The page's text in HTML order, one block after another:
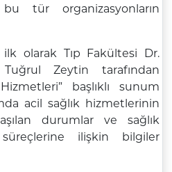
tür organizasyonların
ilk olarak Tıp Fakültesi Dr.
Zeytin tarafından
başlıklı sunum
acil sağlık hizmetlerinin
durumlar ve sağlık
süreçlerine ilişkin bilgiler